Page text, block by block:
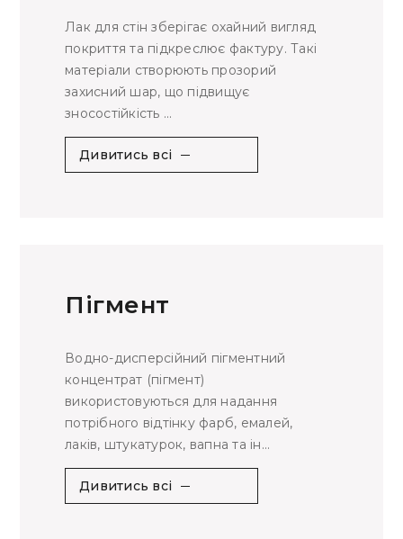
Лак для стін зберігає охайний вигляд
покриття та підкреслює фактуру. Такі
матеріали створюють прозорий
захисний шар, що підвищує
зносостійкість ...
Дивитись всі
Пігмент
Водно-дисперсійний пігментний
концентрат (пігмент)
використовуються для надання
потрібного відтінку фарб, емалей,
лаків, штукатурок, вапна та ін...
Дивитись всі